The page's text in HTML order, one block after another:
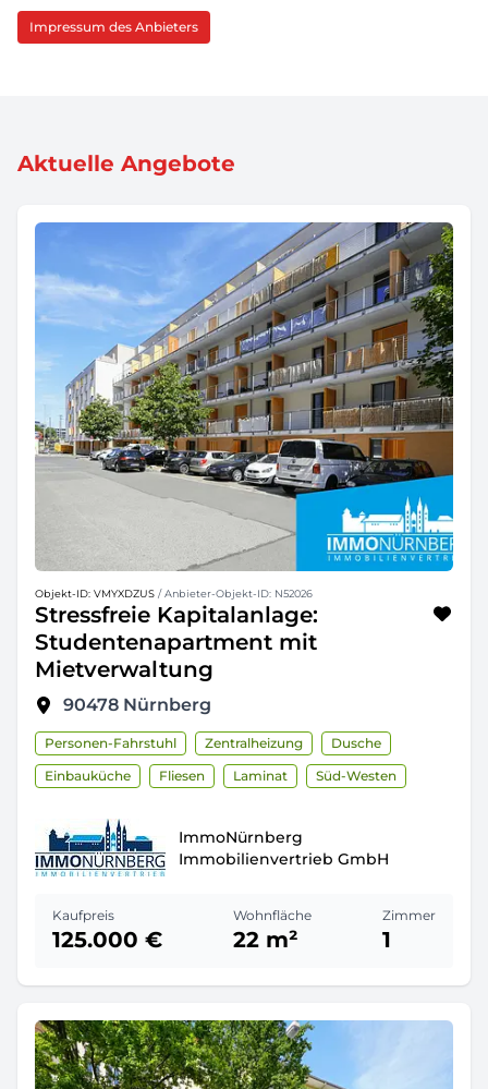
Impressum des Anbieters
Aktuelle Angebote
Objekt-ID: VMYXDZUS / Anbieter-Objekt-ID: N52026
Stressfreie Kapitalanlage:
Studentenapartment mit
Mietverwaltung
90478 Nürnberg
Personen-Fahrstuhl Zentralheizung
Dusche
Einbauküche
Fliesen Laminat Süd-Westen
ImmoNürnberg
Immobilienvertrieb GmbH
Kaufpreis
125.000 €
Wohnfläche
22 m²
Zimmer
1